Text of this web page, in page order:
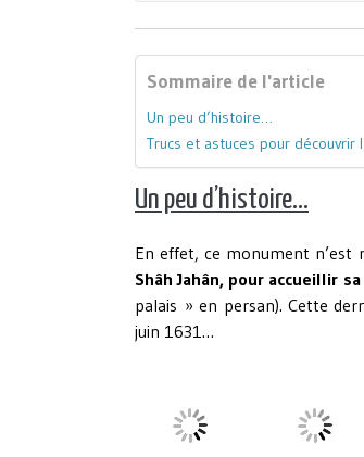
Sommaire de l'article
Un peu d’histoire…
Trucs et astuces pour découvrir
Un peu d’histoire…
En effet, ce monument n’est
Shâh Jahân, pour accueillir
palais » en persan). Cette
juin 1631…